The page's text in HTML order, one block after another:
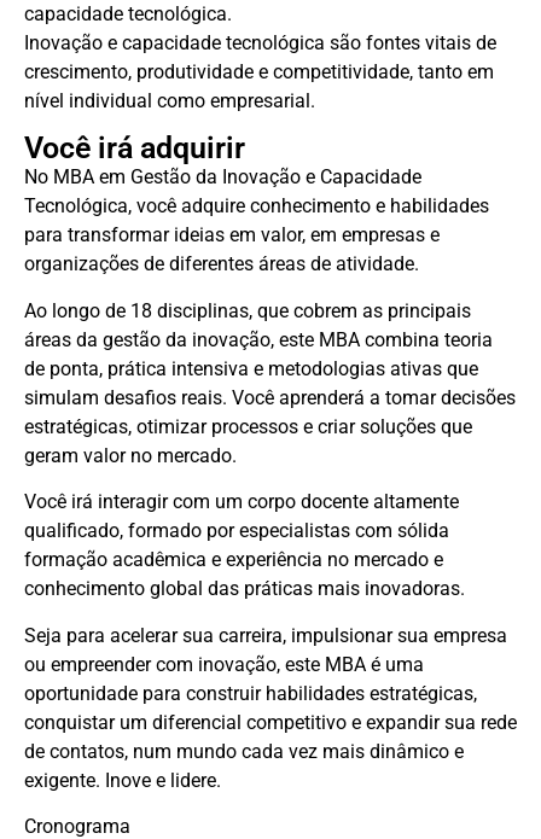
capacidade tecnológica.
Inovação e capacidade tecnológica são fontes vitais de
crescimento, produtividade e competitividade, tanto em
nível individual como empresarial.
Você irá adquirir
No MBA em Gestão da Inovação e Capacidade
Tecnológica, você adquire conhecimento e habilidades
para transformar ideias em valor, em empresas e
organizações de diferentes áreas de atividade.
Ao longo de 18 disciplinas, que cobrem as principais
áreas da gestão da inovação, este MBA combina teoria
de ponta, prática intensiva e metodologias ativas que
simulam desafios reais. Você aprenderá a tomar decisões
estratégicas, otimizar processos e criar soluções que
geram valor no mercado.
Você irá interagir com um corpo docente altamente
qualificado, formado por especialistas com sólida
formação acadêmica e experiência no mercado e
conhecimento global das práticas mais inovadoras.
Seja para acelerar sua carreira, impulsionar sua empresa
ou empreender com inovação, este MBA é uma
oportunidade para construir habilidades estratégicas,
conquistar um diferencial competitivo e expandir sua rede
de contatos, num mundo cada vez mais dinâmico e
exigente. Inove e lidere.
Cronograma